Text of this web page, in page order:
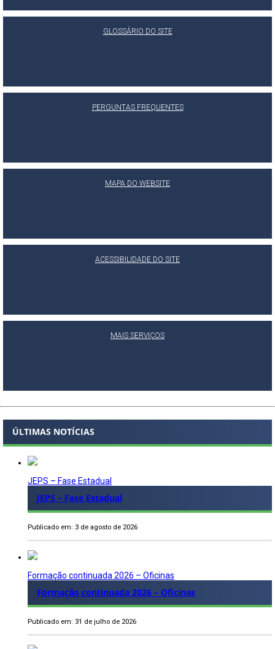
GLOSSÁRIO DO SITE
PERGUNTAS FREQUENTES
MAPA DO WEBSITE
ACESSIBILIDADE DO SITE
MAIS SERVIÇOS
ÚLTIMAS NOTÍCIAS
JEPS – Fase Estadual
JEPS – Fase Estadual
Publicado em: 3 de agosto de 2026
Formação continuada 2026 – Oficinas
Formação continuada 2026 – Oficinas
Publicado em: 31 de julho de 2026